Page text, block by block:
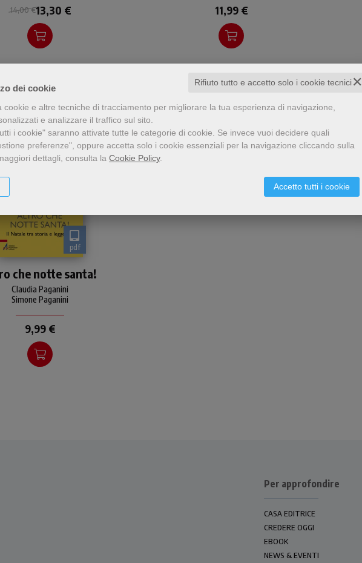
dei cookie ✕
Rifiuto tutto e accetto solo i cookie tecnici
cookie e altre tecniche di tracciamento per migliorare la tua esperienza di navigazione,
e analizzare il traffico sul sito.
i cookie" saranno attivate tutte le categorie di cookie. Se invece vuoi decidere quali
preferenze", oppure accetta solo i cookie essenziali per la navigazione cliccando sulla
dettagli, consulta la Cookie Policy.
Accetto tutti i cookie
andata veramente?
14,00 €13,30 €
discu
11,99 €
pdf
più famosa della storia
dell’umanità! Il Natale è la
festa più amata non solo
che notte santa!
Claudia Paganini
Simone Paganini
9,99 €
Per approfondire
CASA EDITRICE
CREDERE OGGI
EBOOK
NEWS & EVENTI